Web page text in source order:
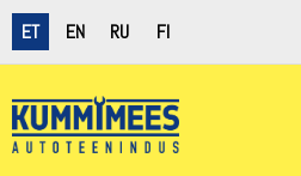
ET EN RU FI